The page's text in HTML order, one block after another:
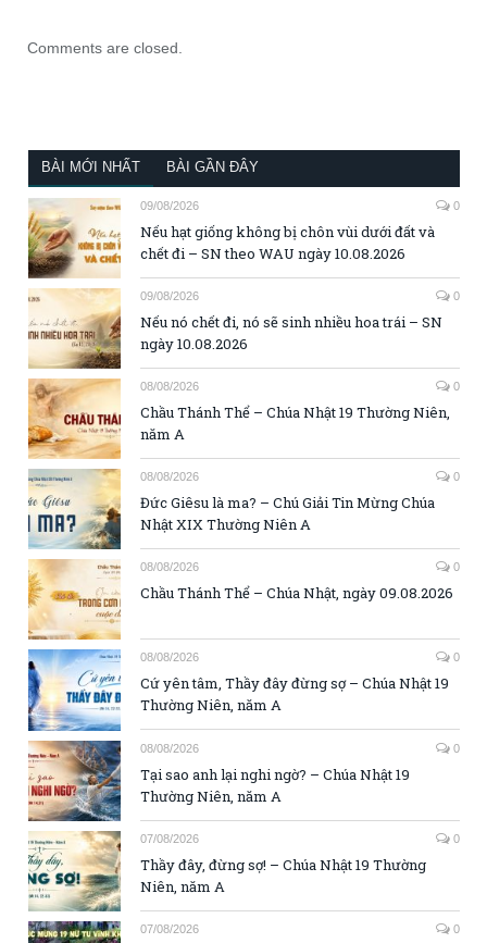
Comments are closed.
BÀI MỚI NHẤT BÀI GẦN ĐÂY
09/08/2026 0
Nếu hạt giống không bị chôn vùi dưới đất và
chết đi – SN theo WAU ngày 10.08.2026
09/08/2026 0
Nếu nó chết đi, nó sẽ sinh nhiều hoa trái – SN
ngày 10.08.2026
08/08/2026 0
Chầu Thánh Thể – Chúa Nhật 19 Thường Niên,
năm A
08/08/2026 0
Đức Giêsu là ma? – Chú Giải Tin Mừng Chúa
Nhật XIX Thường Niên A
08/08/2026 0
Chầu Thánh Thể – Chúa Nhật, ngày 09.08.2026
08/08/2026 0
Cứ yên tâm, Thầy đây đừng sợ – Chúa Nhật 19
Thường Niên, năm A
08/08/2026 0
Tại sao anh lại nghi ngờ? – Chúa Nhật 19
Thường Niên, năm A
07/08/2026 0
Thầy đây, đừng sợ! – Chúa Nhật 19 Thường
Niên, năm A
07/08/2026 0